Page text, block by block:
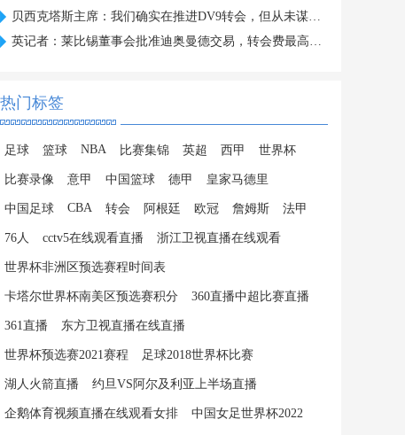
贝西克塔斯主席：我们确实在推进DV9转会，但从未谋求签下萨拉赫
英记者：莱比锡董事会批准迪奥曼德交易，转会费最高可达1.4亿欧
热门标签
足球 篮球 NBA 比赛集锦 英超 西甲 世界杯
比赛录像 意甲 中国篮球 德甲 皇家马德里
中国足球 CBA 转会 阿根廷 欧冠 詹姆斯 法甲
76人 cctv5在线观看直播 浙江卫视直播在线观看
世界杯非洲区预选赛程时间表
卡塔尔世界杯南美区预选赛积分 360直播中超比赛直播
361直播 东方卫视直播在线直播
世界杯预选赛2021赛程 足球2018世界杯比赛
湖人火箭直播 约旦VS阿尔及利亚上半场直播
企鹅体育视频直播在线观看女排 中国女足世界杯2022